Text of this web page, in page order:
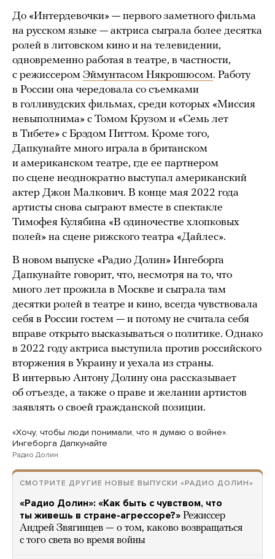
До «Интердевочки» — первого заметного фильма
на русском языке — актриса сыграла более десятка
ролей в литовском кино и на телевидении,
одновременно работая в театре, в частности,
с режиссером Эймунтасом Някрошюсом. Работу
в России она чередовала со съемками
в голливудских фильмах, среди которых «Миссия
невыполнима» с Томом Крузом и «Семь лет
в Тибете» с Брэдом Питтом. Кроме того,
Дапкунайте много играла в британском
и американском театре, где ее партнером
по сцене неоднократно выступал американский
актер Джон Малкович. В конце мая 2022 года
артисты снова сыграют вместе в спектакле
Тимофея Кулябина «В одиночестве хлопковых
полей» на сцене рижского театра «Дайлес».
В новом выпуске «Радио Долин» Ингеборга
Дапкунайте говорит, что, несмотря на то, что
много лет прожила в Москве и сыграла там
десятки ролей в театре и кино, всегда чувствовала
себя в России гостем — и потому не считала себя
вправе открыто высказываться о политике. Однако
в 2022 году актриса выступила против российского
вторжения в Украину и уехала из страны.
В интервью Антону Долину она рассказывает
об отъезде, а также о праве и желании артистов
заявлять о своей гражданской позиции.
«Хочу, чтобы люди понимали, что я думаю о войне».
Ингеборга Дапкунайте
Радио Долин
СМОТРИТЕ ДРУГИЕ НОВЫЕ ВЫПУСКИ «РАДИО ДОЛИН»
«Радио Долин»: «Как быть с чувством, что
ты живешь в стране-агрессоре?» Режиссер
Андрей Звягинцев — о том, каково возвращаться
с того света во время войны